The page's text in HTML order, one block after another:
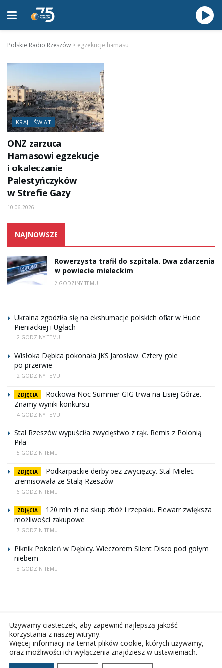
Polskie Radio Rzeszów > egzekucje hamasu
KRAJ I ŚWIAT
ONZ zarzuca
Hamasowi egzekucje
i okaleczanie
Palestyńczyków
w Strefie Gazy
10.06.2026
NAJNOWSZE
Rowerzysta trafił do szpitala. Dwa zdarzenia
w powiecie mieleckim
2 GODZINY TEMU
Ukraina zgodziła się na ekshumacje polskich ofiar w Hucie
Pieniackiej i Ugłach
2 GODZINY TEMU
Wisłoka Dębica pokonała JKS Jarosław. Cztery gole
po przerwie
2 GODZINY TEMU
ZDJĘCIA
Rockowa Noc Summer GIG trwa na Lisiej Górze.
Znamy wyniki konkursu
4 GODZINY TEMU
Stal Rzeszów wypuściła zwycięstwo z rąk. Remis z Polonią
Piła
5 GODZIN TEMU
ZDJĘCIA
Podkarpackie derby bez zwycięzcy. Stal Mielec
zremisowała ze Stalą Rzeszów
6 GODZIN TEMU
ZDJĘCIA
120 mln zł na skup zbóż i rzepaku. Elewarr zwiększa
możliwości zakupowe
7 GODZIN TEMU
Piknik Pokoleń w Dębicy. Wieczorem Silent Disco pod gołym
niebem
8 GODZIN TEMU
Copyright © 2026Polskie Radio Rzeszów S.A. w likwidacj.
Używamy ciasteczek, aby zapewnić najlepszą jakość
korzystania z naszej witryny.
Więcej informacji na temat plików cookie, których używamy,
oraz możliwości ich wyłączenia znajdziesz w ustawieniach.